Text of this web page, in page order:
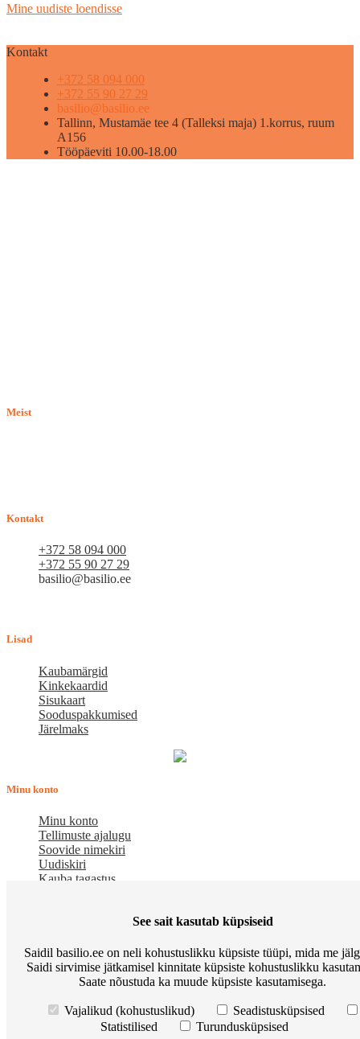
Mine uudiste loendisse
Kontakt
+372 58 094 000
+372 55 90 27 29
basilio@basilio.ee
Tallinn, Mustamäe tee 4 (Talleksi maja) 1.korrus, ruum
A156
Tööpäeviti 10.00-18.00
Meist
Kontakt
+372 58 094 000
+372 55 90 27 29
basilio@basilio.ee
Lisad
Kaubamärgid
Kinkekaardid
Sisukaart
Sooduspakkumised
Järelmaks
Minu konto
Minu konto
Tellimuste ajalugu
Soovide nimekiri
Uudiskiri
Kauba tagastus
pakub kaupu lemmikloomadele. Me hindame igat ostjat ja väga
loodame, et meie uued kliendid muutuvad püsiklientideks. Me
loodame pikaajalisele ja viljakale koostööle.
küsimused Meist Põhitingimused Preemiapunktid. Allahindlus kuni
Kuidas kasutada sooduskupongi? Järelmaks Tarneviis
See sait kasutab küpsiseid
Saidil basilio.ee on neli kohustuslikku küpsiste tüüpi, mida me
Saidi sirvimise jätkamisel kinnitate küpsiste kohustuslikku
Saate nõustuda ka muude küpsiste kasutamisega.
Vajalikud (kohustuslikud)
Seadistusküpsised
Statistilised
Turundusküpsised